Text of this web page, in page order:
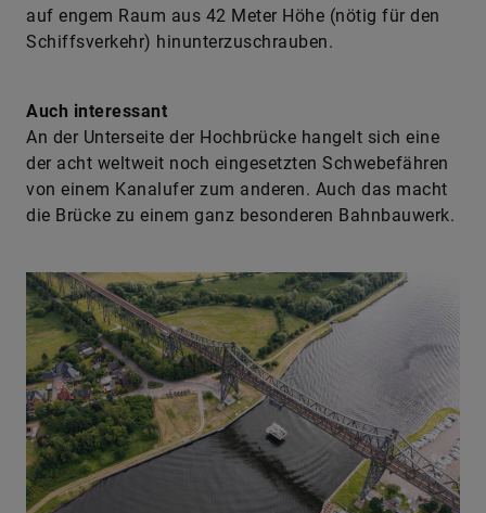
auf engem Raum aus 42 Meter Höhe (nötig für den
Schiffsverkehr) hinunterzuschrauben.
Auch interessant
An der Unterseite der Hochbrücke hangelt sich eine
der acht weltweit noch eingesetzten Schwebefähren
von einem Kanalufer zum anderen. Auch das macht
die Brücke zu einem ganz besonderen Bahnbauwerk.